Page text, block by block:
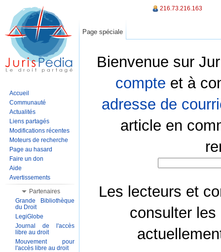
Bienvenue sur
compte et à
adresse de
article en
Les lecteurs et
consulter les
216.73.216.163
Page spéciale
Accueil
Communauté
Actualités
Liens partagés
Modifications récentes
Moteurs de recherche
Page au hasard
Faire un don
Aide
Avertissements
Partenaires
Grande Bibliothèque
du Droit
LegiGlobe
Journal de l'accès
libre au droit
Mouvement pour
l'accès libre au droit